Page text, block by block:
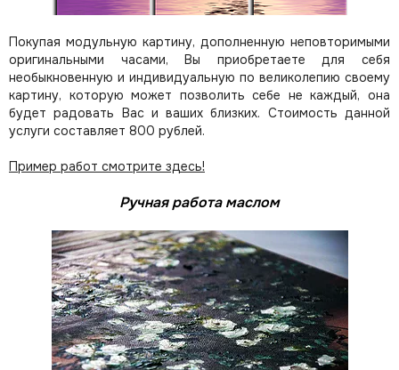
Покупая модульную картину, дополненную неповторимыми
оригинальными часами, Вы приобретаете для себя
необыкновенную и индивидуальную по великолепию своему
картину, которую может позволить себе не каждый, она
будет радовать Вас и ваших близких. Стоимость данной
услуги составляет 800 рублей.
Пример работ смотрите здесь!
Ручная работа маслом